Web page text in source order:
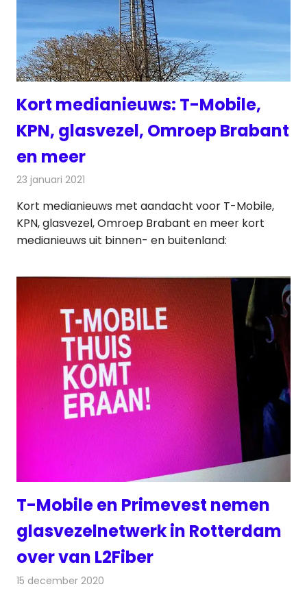
Kort medianieuws: T-Mobile,
KPN, glasvezel, Omroep Brabant
en meer
23 januari 2021
Kort medianieuws met aandacht voor T-Mobile,
KPN, glasvezel, Omroep Brabant en meer kort
medianieuws uit binnen- en buitenland:
T-Mobile en Primevest nemen
glasvezelnetwerk in Rotterdam
over van L2Fiber
15 december 2020